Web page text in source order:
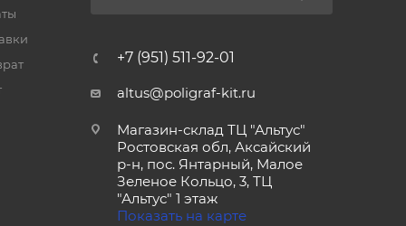
+7 (951) 511-92-01
altus@poligraf-kit.ru
Магазин-склад ТЦ "Альтус"
Ростовская обл, Аксайский
р-н, пос. Янтарный, Малое
Зеленое Кольцо, 3, ТЦ
"Альтус" 1 этаж
Показать на карте